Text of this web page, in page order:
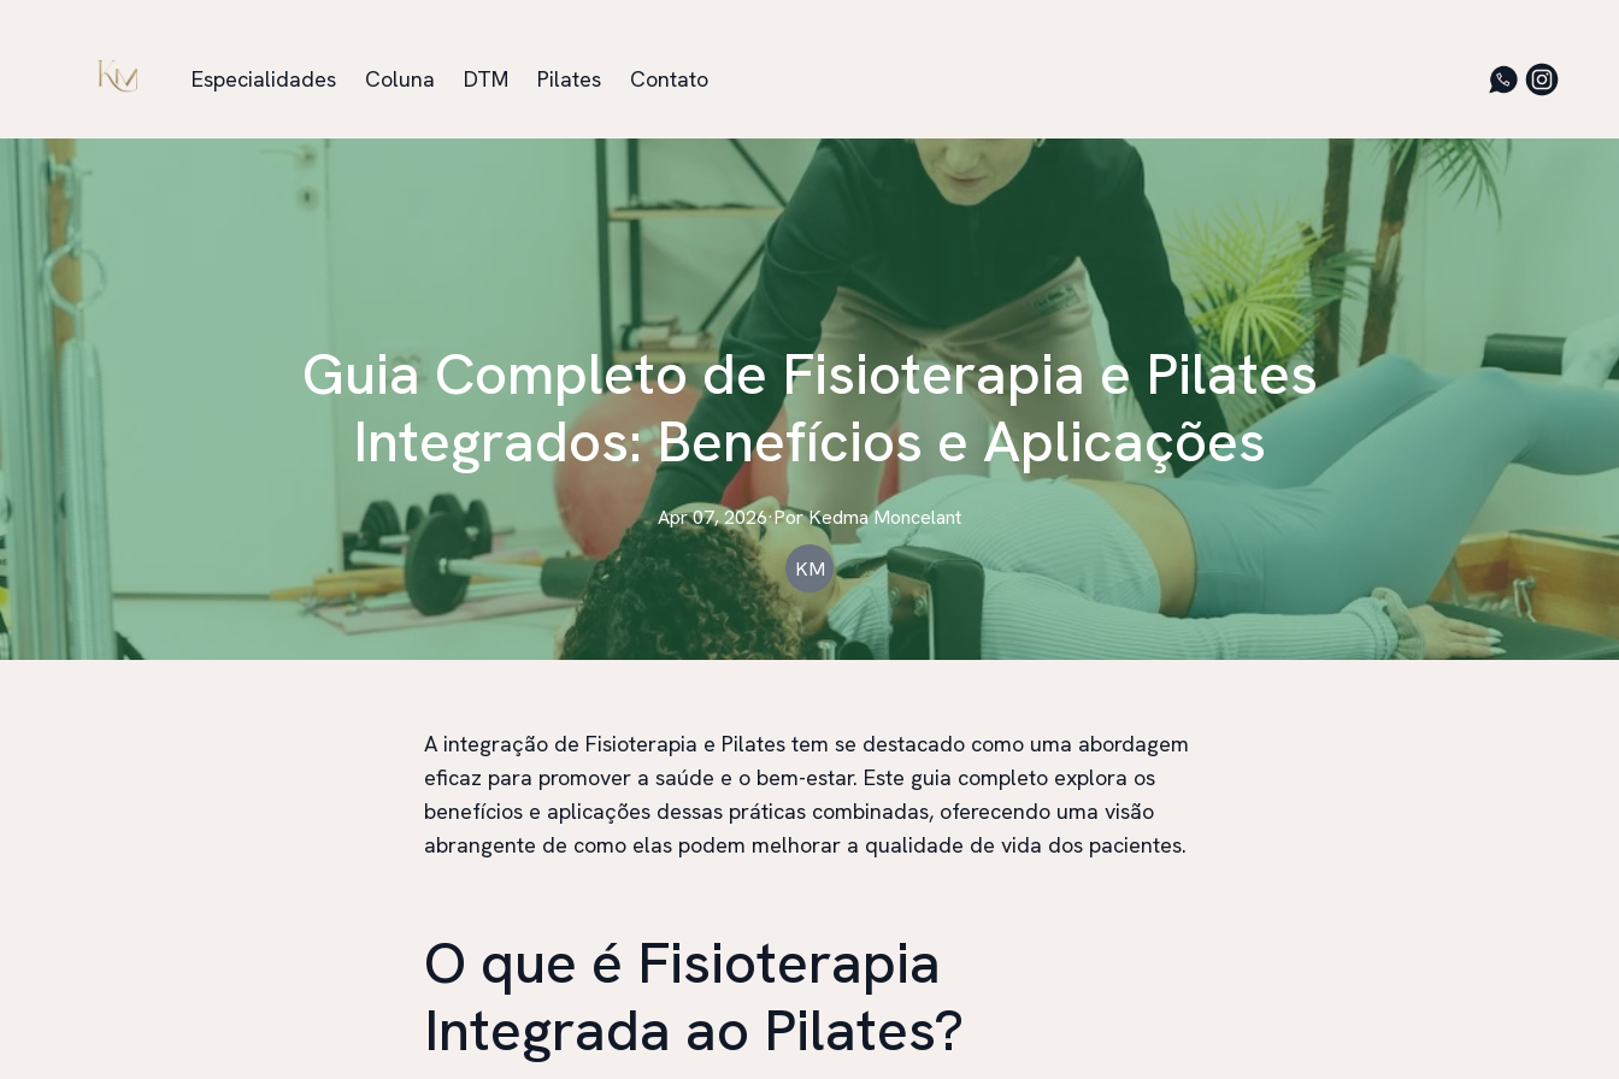
Especialidades Coluna DTM Pilates Contato
Guia Completo de Fisioterapia e Pilates
Integrados: Benefícios e Aplicações
Apr 07, 2026·PorKedmaMoncelant
KM
A integração de Fisioterapia e Pilates tem se destacado como uma abordagem
eficaz para promover a saúde e o bem-estar. Este guia completo explora os
benefícios e aplicações dessas práticas combinadas, oferecendo uma visão
abrangente de como elas podem melhorar a qualidade de vida dos pacientes.
O que é Fisioterapia
Integrada ao Pilates?